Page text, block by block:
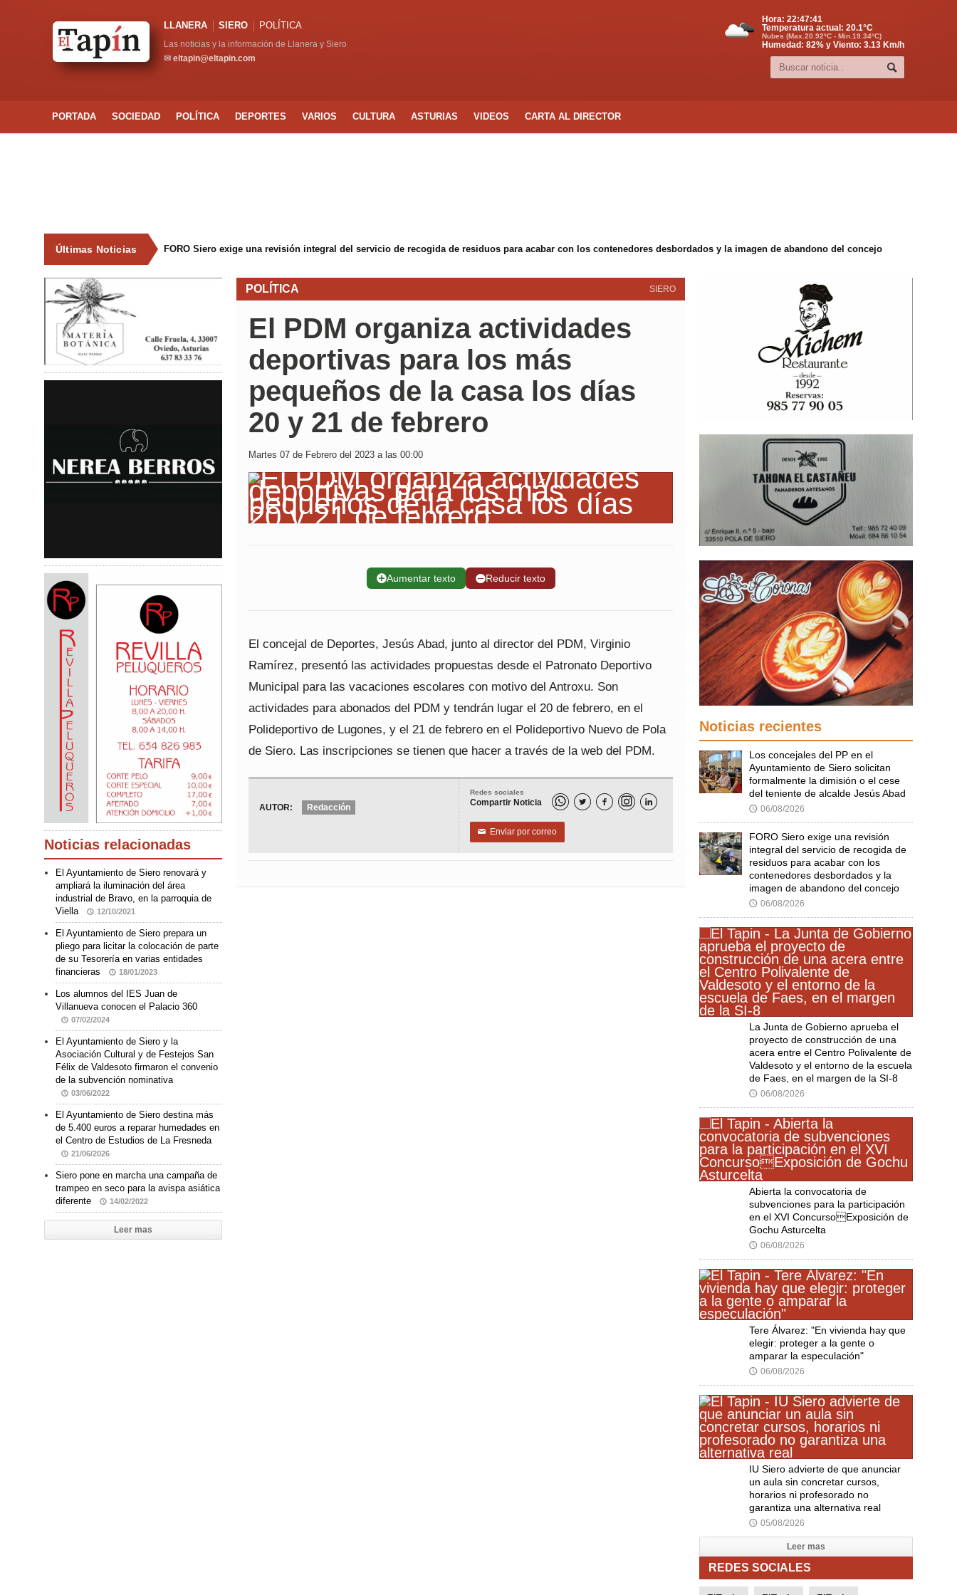
LLANERA SIERO POLÍTICA
Las noticias y la información de Llanera y Siero
✉ eltapin@eltapin.com
Hora: 22:47:42
Temperatura actual: 20.1°C
Nubes (Max.20.92ºC - Min.19.34ºC)
Humedad: 82% y Viento: 3.13 Km/h
PORTADA SOCIEDAD POLÍTICA DEPORTES VARIOS CULTURA ASTURIAS VIDEOS CARTA AL DIRECTOR
Últimas Noticias FORO Siero exige una revisión integral del servicio de recogida de residuos para acabar con los contenedores desbordados y la imagen de abandono del concejo
SIERO
POLÍTICA
El PDM organiza actividades
deportivas para los más
pequeños de la casa los días
20 y 21 de febrero
Martes 07 de Febrero del 2023 a las 00:00
➕Aumentar texto ➖Reducir texto
El concejal de Deportes, Jesús Abad, junto al director del PDM, Virginio
Ramírez, presentó las actividades propuestas desde el Patronato Deportivo
Municipal para las vacaciones escolares con motivo del Antroxu. Son
actividades para abonados del PDM y tendrán lugar el 20 de febrero, en el
Polideportivo de Lugones, y el 21 de febrero en el Polideportivo Nuevo de Pola
de Siero. Las inscripciones se tienen que hacer a través de la web del PDM.
Redes sociales
Compartir Noticia   
✉ Enviar por correo
AUTOR: Redacción
Noticias relacionadas
El Ayuntamiento de Siero renovará y
ampliará la iluminación del área
industrial de Bravo, en la parroquia de
Viella
12/10/2021
El Ayuntamiento de Siero prepara un
pliego para licitar la colocación de parte
de su Tesorería en varias entidades
financieras
18/01/2023
Los alumnos del IES Juan de
Villanueva conocen el Palacio 360
07/02/2024
El Ayuntamiento de Siero y la
Asociación Cultural y de Festejos San
Félix de Valdesoto firmaron el convenio
de la subvención nominativa
03/06/2022
El Ayuntamiento de Siero destina más
de 5.400 euros a reparar humedades en
el Centro de Estudios de La Fresneda
21/06/2026
Siero pone en marcha una campaña de
trampeo en seco para la avispa asiática
diferente
14/02/2022
Leer mas
Noticias recientes
Los concejales del PP en el
Ayuntamiento de Siero solicitan
formalmente la dimisión o el cese
del teniente de alcalde Jesús Abad
🕔 06/08/2026
FORO Siero exige una revisión
integral del servicio de recogida de
residuos para acabar con los
contenedores desbordados y la
imagen de abandono del concejo
🕔 06/08/2026
La Junta de Gobierno aprueba el
proyecto de construcción de una
acera entre el Centro Polivalente de
Valdesoto y el entorno de la escuela
de Faes, en el margen de la SI-8
🕔 06/08/2026
Abierta la convocatoria de
subvenciones para la participación
en el XVI ConcursoExposición de
Gochu Asturcelta
🕔 06/08/2026
Tere Álvarez: "En vivienda hay que
elegir: proteger a la gente o
amparar la especulación"
🕔 06/08/2026
IU Siero advierte de que anunciar
un aula sin concretar cursos,
horarios ni profesorado no
garantiza una alternativa real
🕔 05/08/2026
Leer mas
REDES SOCIALES